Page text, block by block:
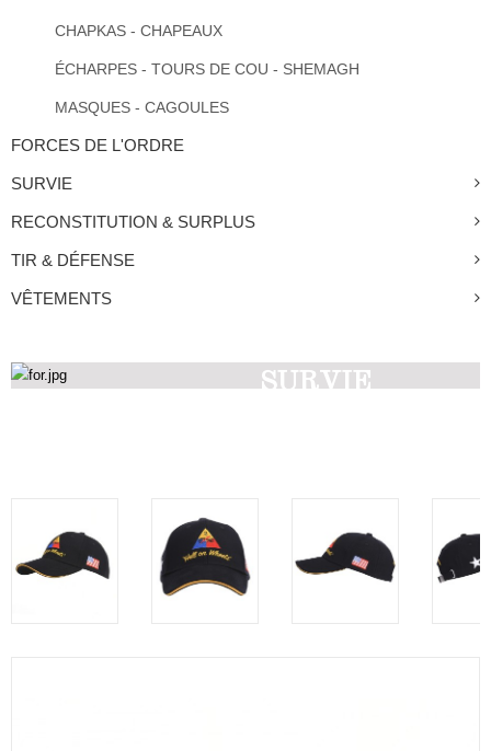
CHAPKAS - CHAPEAUX
ÉCHARPES - TOURS DE COU - SHEMAGH
MASQUES - CAGOULES
FORCES DE L'ORDRE
SURVIE
RECONSTITUTION & SURPLUS
TIR & DÉFENSE
VÊTEMENTS
SURVIE